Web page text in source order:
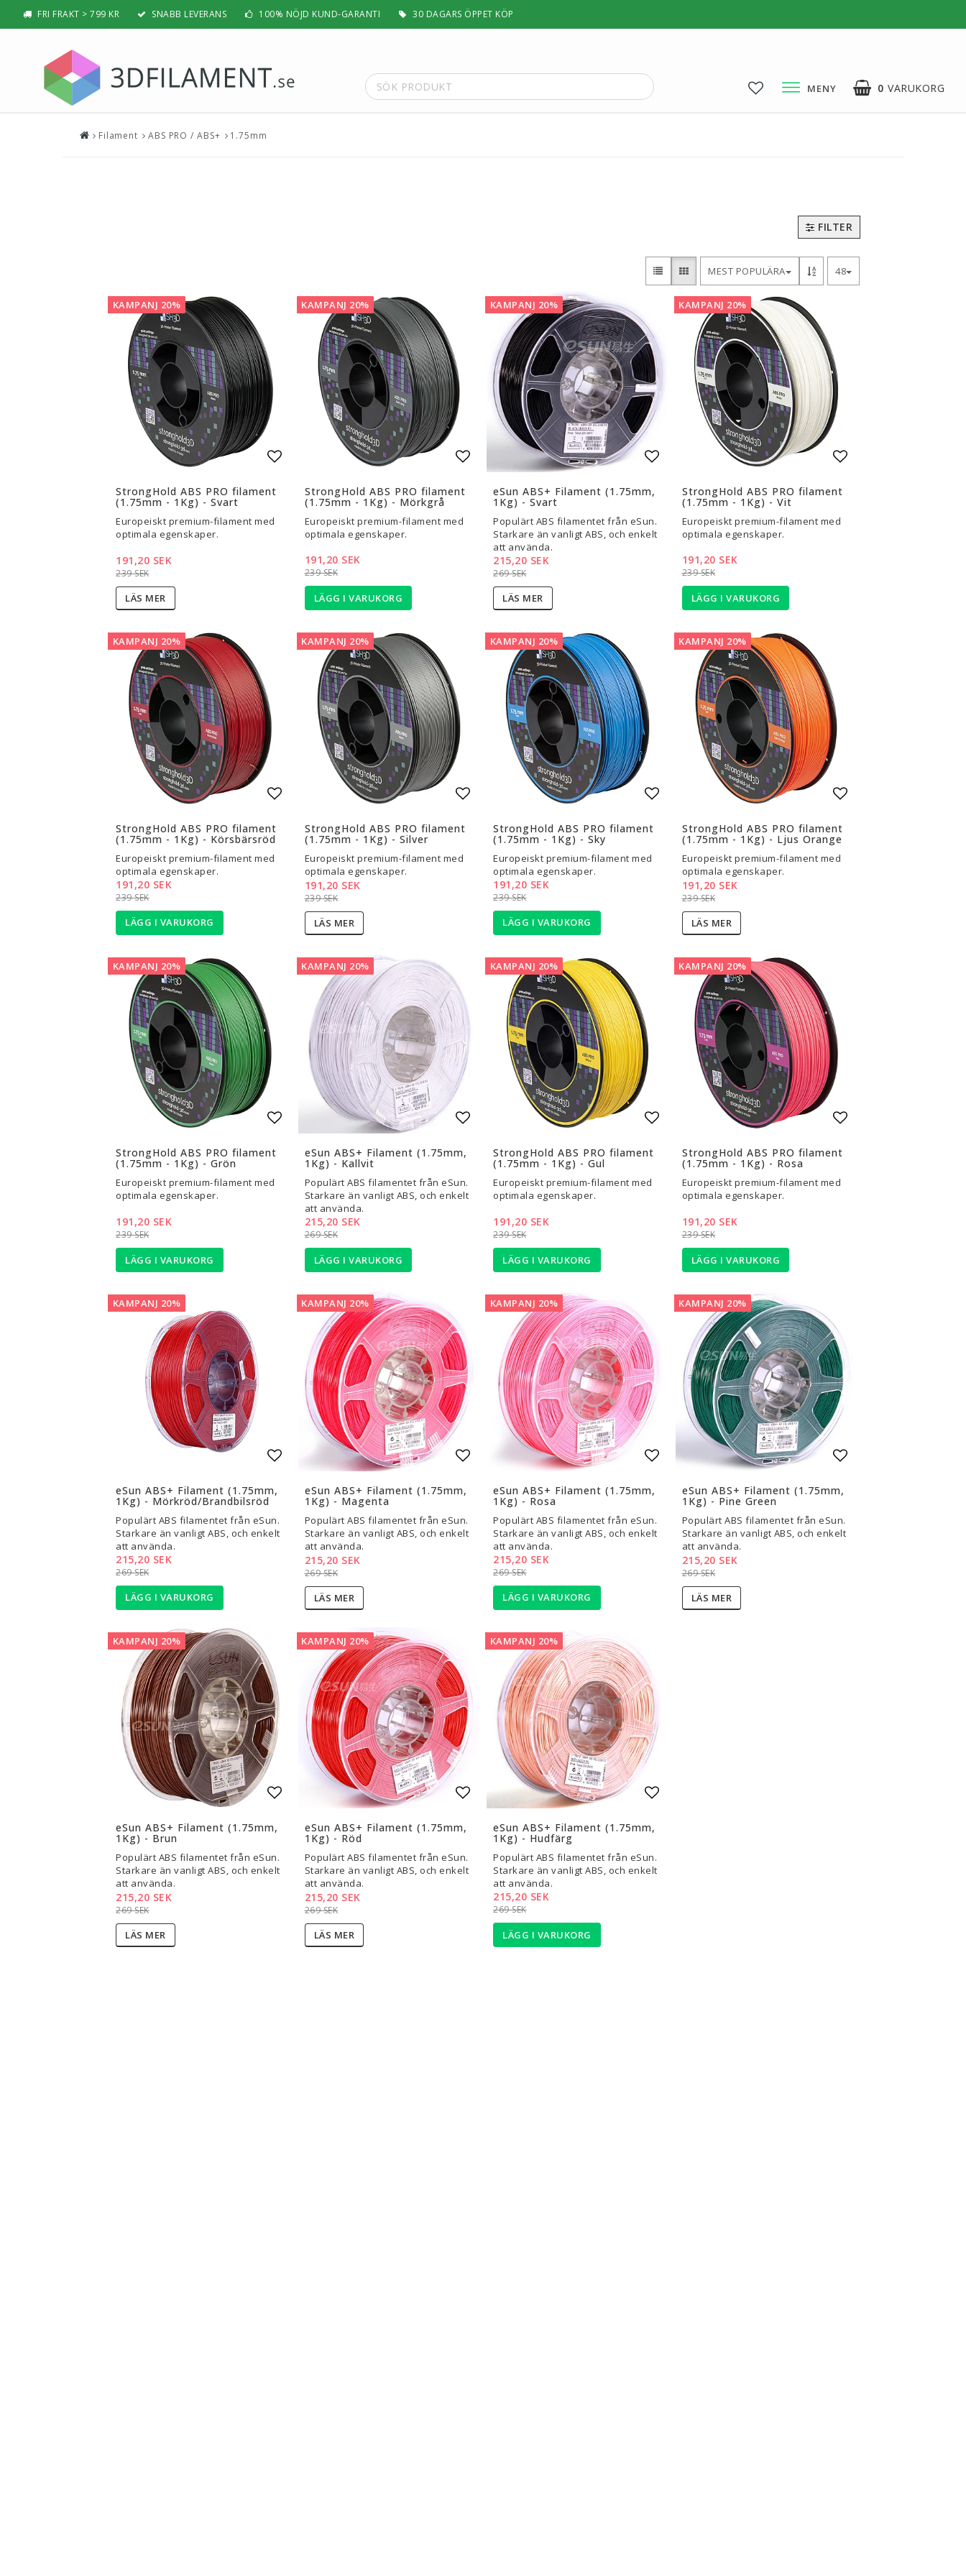
FRI FRAKT > 799 KR SNABB LEVERANS 100% NÖJD KUND-GARANTI 30 DAGARS ÖPPET KÖP
0 VARUKORG
MENY
Nylon
Visa alla
Rengörande
Visa alla
3D-Skrivare — Tillbehör
Tejp, Lim & Fästmaterial
3D-Skrivare — Delar
Munstycken
Resin
Water Washable
Tough
Visa alla
3D-Pennor & Tillbehör
3D-Pennor
Filament till 3D-Pennor
Visa alla
Filament ABS PRO / ABS+ 1.75mm
FILTER
MEST POPULÄRA 48
KAMPANJ 20%
StrongHold ABS PRO filament
(1.75mm - 1Kg) - Svart
Europeiskt premium-filament med
optimala egenskaper.
239 SEK
191,20 SEK
LÄS MER
KAMPANJ 20%
Lägg till i favoritlistan
StrongHold ABS PRO filament
(1.75mm - 1Kg) - Mörkgrå
Europeiskt premium-filament med
optimala egenskaper.
239 SEK
191,20 SEK
LÄGG I VARUKORG
KAMPANJ 20%
eSun ABS+ Filament (1.75mm,
1Kg) - Svart
Populärt ABS filamentet från eSun.
Starkare än vanligt ABS, och enkelt
att använda.
269 SEK
215,20 SEK
LÄS MER
KAMPANJ 20%
StrongHold ABS PRO filament
(1.75mm - 1Kg) - Vit
Europeiskt premium-filament med
optimala egenskaper.
239 SEK
191,20 SEK
LÄGG I VARUKORG
KAMPANJ 20%
StrongHold ABS PRO filament
(1.75mm - 1Kg) - Körsbärsröd
Europeiskt premium-filament med
optimala egenskaper.
239 SEK
191,20 SEK
LÄGG I VARUKORG
KAMPANJ 20%
StrongHold ABS PRO filament
(1.75mm - 1Kg) - Silver
Europeiskt premium-filament med
optimala egenskaper.
239 SEK
191,20 SEK
LÄS MER
KAMPANJ 20%
StrongHold ABS PRO filament
(1.75mm - 1Kg) - Sky
Europeiskt premium-filament med
optimala egenskaper.
239 SEK
191,20 SEK
LÄGG I VARUKORG
KAMPANJ 20%
StrongHold ABS PRO filament
(1.75mm - 1Kg) - Ljus Orange
Europeiskt premium-filament med
optimala egenskaper.
239 SEK
191,20 SEK
LÄS MER
KAMPANJ 20%
Lägg till i favoritlistan
StrongHold ABS PRO filament
(1.75mm - 1Kg) - Grön
Europeiskt premium-filament med
optimala egenskaper.
239 SEK
191,20 SEK
LÄGG I VARUKORG
KAMPANJ 20%
eSun ABS+ Filament (1.75mm,
1Kg) - Kallvit
Populärt ABS filamentet från eSun.
Starkare än vanligt ABS, och enkelt
att använda.
269 SEK
215,20 SEK
LÄGG I VARUKORG
KAMPANJ 20%
StrongHold ABS PRO filament
(1.75mm - 1Kg) - Gul
Europeiskt premium-filament med
optimala egenskaper.
239 SEK
191,20 SEK
LÄGG I VARUKORG
KAMPANJ 20%
StrongHold ABS PRO filament
(1.75mm - 1Kg) - Rosa
Europeiskt premium-filament med
optimala egenskaper.
239 SEK
191,20 SEK
LÄGG I VARUKORG
KAMPANJ 20%
Lägg till i favoritlistan
eSun ABS+ Filament (1.75mm,
1Kg) - Mörkröd/Brandbilsröd
Populärt ABS filamentet från eSun.
Starkare än vanligt ABS, och enkelt
att använda.
269 SEK
215,20 SEK
LÄGG I VARUKORG
KAMPANJ 20%
Lägg till i favoritlistan
eSun ABS+ Filament (1.75mm,
1Kg) - Magenta
Populärt ABS filamentet från eSun.
Starkare än vanligt ABS, och enkelt
att använda.
269 SEK
215,20 SEK
LÄS MER
KAMPANJ 20%
eSun ABS+ Filament (1.75mm,
1Kg) - Rosa
Populärt ABS filamentet från eSun.
Starkare än vanligt ABS, och enkelt
att använda.
269 SEK
215,20 SEK
LÄGG I VARUKORG
KAMPANJ 20%
eSun ABS+ Filament (1.75mm,
1Kg) - Pine Green
Populärt ABS filamentet från eSun.
Starkare än vanligt ABS, och enkelt
att använda.
269 SEK
215,20 SEK
LÄS MER
KAMPANJ 20%
Lägg till i favoritlistan
eSun ABS+ Filament (1.75mm,
1Kg) - Brun
Populärt ABS filamentet från eSun.
Starkare än vanligt ABS, och enkelt
att använda.
269 SEK
215,20 SEK
LÄS MER
KAMPANJ 20%
Lägg till i favoritlistan
eSun ABS+ Filament (1.75mm,
1Kg) - Röd
Populärt ABS filamentet från eSun.
Starkare än vanligt ABS, och enkelt
att använda.
269 SEK
215,20 SEK
LÄS MER
KAMPANJ 20%
eSun ABS+ Filament (1.75mm,
1Kg) - Hudfärg
Populärt ABS filamentet från eSun.
Starkare än vanligt ABS, och enkelt
att använda.
269 SEK
215,20 SEK
LÄGG I VARUKORG